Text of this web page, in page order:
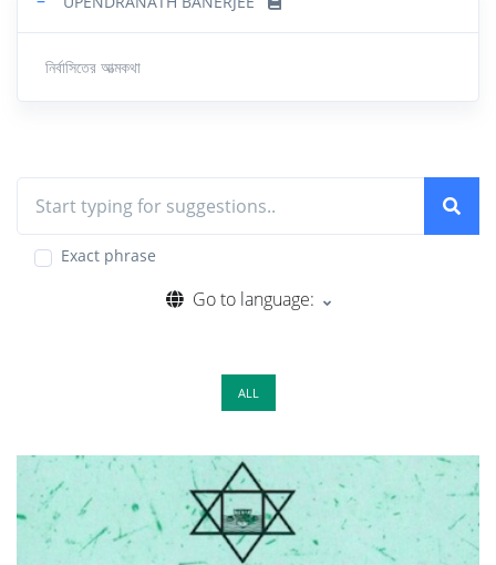
নির্বাসিতের আত্মকথা
Exact phrase
Go to language:
ALL